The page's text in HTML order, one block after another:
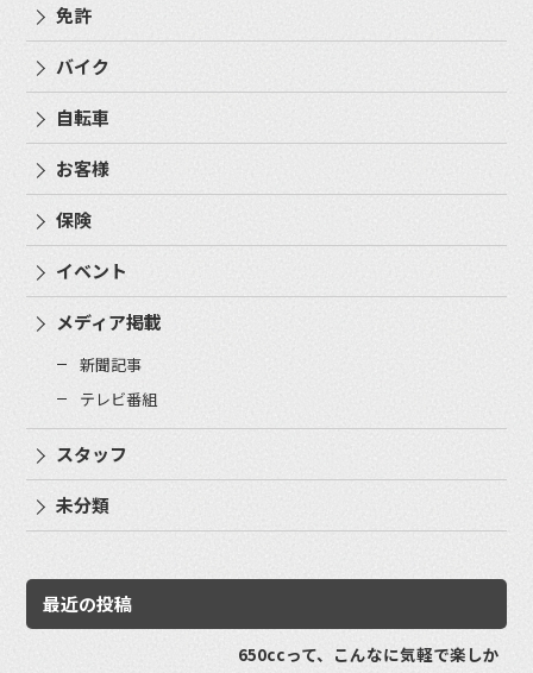
免許
バイク
自転車
お客様
保険
イベント
メディア掲載
新聞記事
テレビ番組
スタッフ
未分類
最近の投稿
650ccって、こんなに気軽で楽しか